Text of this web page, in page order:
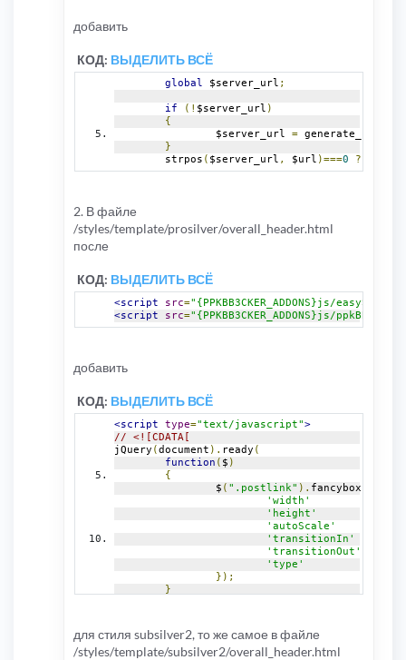
добавить
КОД: ВЫДЕЛИТЬ ВСЁ
global $server_url ;
if (! $server_url )
{
		$server_url
=
}
	strpos
( $server_url , $url )===0 ?
2. В файле
/styles/template/prosilver/overall_header.html
после
КОД: ВЫДЕЛИТЬ ВСЁ
<script src="{PPKBB3CKER_ADDONS}js/
<script
src="{PPKBB3CKER_ADDONS}js/
добавить
КОД: ВЫДЕЛИТЬ ВСЁ
<script type="text/javascript">
// <![CDATA[
jQuery (document ). ready (
function ( $ )
{
		$
( ".postlink" ). fancybox
'width'
'height'
'autoScale'
'transitionIn'
'transitionOut'
'type'
});
}
</script>
для стиля subsilver2, то же самое в файле
/styles/template/subsilver2/overall_header.html